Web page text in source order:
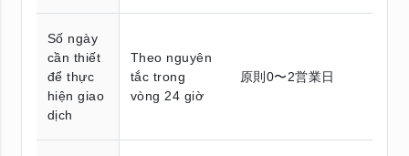
Số ngày
cần thiết
để thực
hiện giao
dịch
Theo nguyên
tắc trong
vòng 24 giờ
原則0〜2営業日